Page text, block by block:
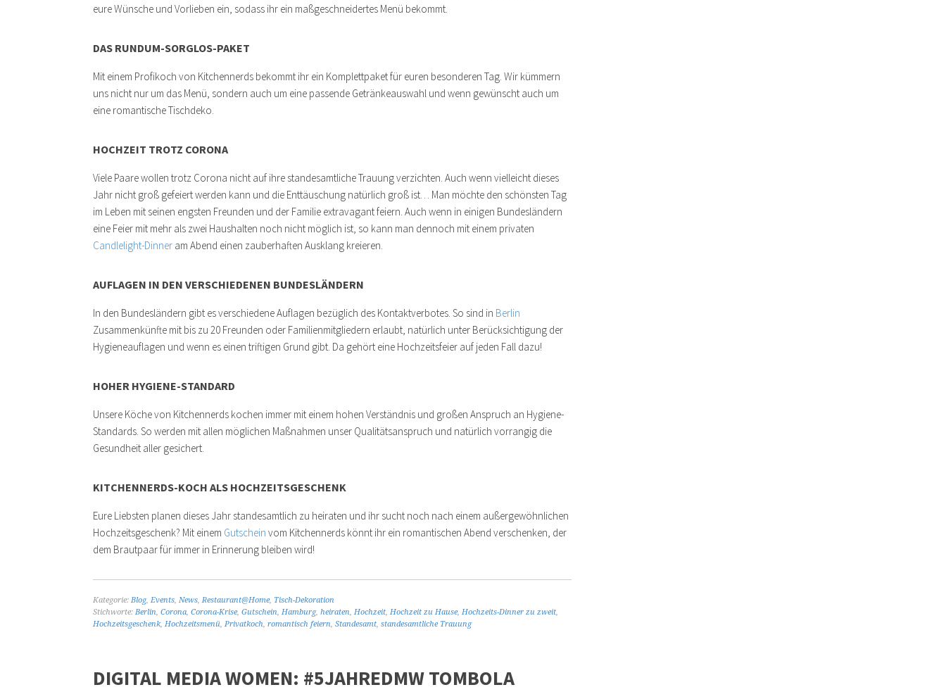
eure Wünsche und Vorlieben ein, sodass ihr ein maßgeschneidertes Menü bekommt.
DAS RUNDUM-SORGLOS-PAKET
Mit einem Profikoch von Kitchennerds bekommt ihr ein Komplettpaket für euren besonderen Tag. Wir kümmern
uns nicht nur um das Menü, sondern auch um eine passende Getränkeauswahl und wenn gewünscht auch um
eine romantische Tischdeko.
HOCHZEIT TROTZ CORONA
Viele Paare wollen trotz Corona nicht auf ihre standesamtliche Trauung verzichten. Auch wenn vielleicht dieses
Jahr nicht groß gefeiert werden kann und die Enttäuschung natürlich groß ist… Man möchte den schönsten Tag
im Leben mit seinen engsten Freunden und der Familie extravagant feiern. Auch wenn in einigen Bundesländern
eine Feier mit mehr als zwei Haushalten noch nicht möglich ist, so kann man dennoch mit einem privaten
Candlelight-Dinner am Abend einen zauberhaften Ausklang kreieren.
AUFLAGEN IN DEN VERSCHIEDENEN BUNDESLÄNDERN
In den Bundesländern gibt es verschiedene Auflagen bezüglich des Kontaktverbotes. So sind in Berlin
Zusammenkünfte mit bis zu 20 Freunden oder Familienmitgliedern erlaubt, natürlich unter Berücksichtigung der
Hygieneauflagen und wenn es einen triftigen Grund gibt. Da gehört eine Hochzeitsfeier auf jeden Fall dazu!
HOHER HYGIENE-STANDARD
Unsere Köche von Kitchennerds kochen immer mit einem hohen Verständnis und großen Anspruch an Hygiene-
Standards. So werden mit allen möglichen Maßnahmen unser Qualitätsanspruch und natürlich vorrangig die
Gesundheit aller gesichert.
KITCHENNERDS-KOCH ALS HOCHZEITSGESCHENK
Eure Liebsten planen dieses Jahr standesamtlich zu heiraten und ihr sucht noch nach einem außergewöhnlichen
Hochzeitsgeschenk? Mit einem Gutschein vom Kitchennerds könnt ihr ein romantischen Abend verschenken, der
dem Brautpaar für immer in Erinnerung bleiben wird!
Kategorie: Blog, Events, News,Restaurant@Home, Tisch-Dekoration
Stichworte: Berlin, Corona, Corona-Krise, Gutschein, Hamburg, heiraten, Hochzeit, Hochzeit zu Hause, Hochzeits-Dinner zu zweit,
Hochzeitsgeschenk, Hochzeitsmenü, Privatkoch, romantisch feiern, Standesamt, standesamtliche Trauung
DIGITAL MEDIA WOMEN: #5JAHREDMW TOMBOLA